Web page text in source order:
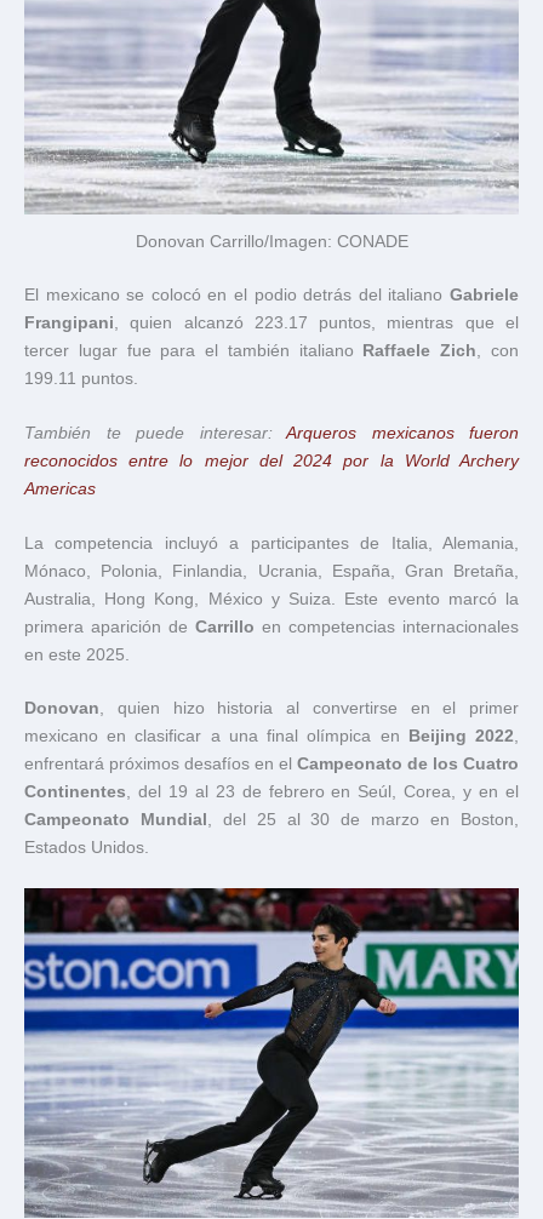
Donovan Carrillo/Imagen: CONADE
El mexicano se colocó en el podio detrás del italiano Gabriele
Frangipani , quien alcanzó 223.17 puntos, mientras que el
tercer lugar fue para el también italiano
Raffaele Zich , con
199.11 puntos.
También te puede interesar: Arqueros mexicanos fueron
reconocidos entre lo mejor del 2024 por la World Archery
Americas
La competencia incluyó a participantes de Italia, Alemania,
Mónaco, Polonia, Finlandia, Ucrania, España, Gran Bretaña,
Australia, Hong Kong, México y Suiza. Este evento marcó la
primera aparición de Carrillo en competencias internacionales
en este 2025.
Donovan, quien hizo historia al convertirse en el primer
mexicano en clasificar a una final olímpica en
Beijing 2022,
enfrentará próximos desafíos en el Campeonato de los Cuatro
Continentes, del 19 al 23 de febrero en Seúl, Corea, y en el
Campeonato Mundial , del 25 al 30 de marzo en Boston,
Estados Unidos.